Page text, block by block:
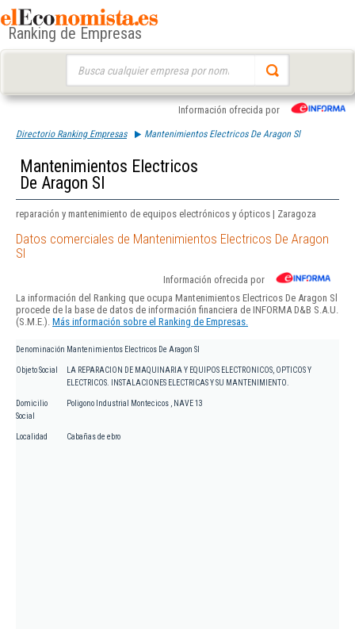
Ranking de Empresas
Información ofrecida por
Directorio Ranking Empresas Mantenimientos Electricos De Aragon Sl
Mantenimientos Electricos
De Aragon Sl
reparación y mantenimiento de equipos electrónicos y ópticos | Zaragoza
Datos comerciales de Mantenimientos Electricos De Aragon
Sl
Información ofrecida por
La información del Ranking que ocupa Mantenimientos Electricos De Aragon Sl
procede de la base de datos de información financiera de INFORMA D&B S.A.U.
(S.M.E.). Más información sobre el Ranking de Empresas.
Denominación Mantenimientos Electricos De Aragon Sl
Objeto Social
LA REPARACION DE MAQUINARIA Y EQUIPOS ELECTRONICOS, OPTICOS Y
ELECTRICOS. INSTALACIONES ELECTRICAS Y SU MANTENIMIENTO.
Domicilio
Social
Poligono Industrial Montecicos , NAVE 13
Localidad Cabañas de ebro